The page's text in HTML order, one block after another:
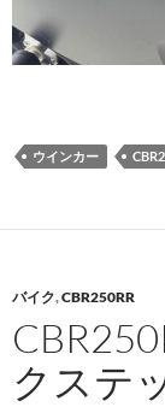
ウインカー
バイク,CBR250RR
クステ